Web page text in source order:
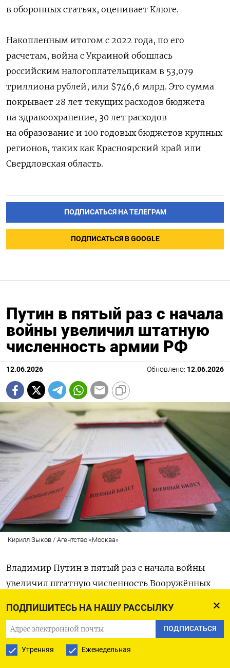
ПОДПИШИТЕСЬ НА НАШУ РАССЫЛКУ
ПОДПИСАТЬСЯ
Утренняя Еженедельная
в оборонных статьях, оценивает Клюге.
Накопленным итогом с 2022 года, по его
расчетам, война с Украиной обошлась
российским налогоплательщикам в 53,079
триллиона рублей, или $746,6 млрд. Это сумма
покрывает 28 лет текущих расходов бюджета
на здравоохранение, 30 лет расходов
на образование и 100 годовых бюджетов крупных
регионов, таких как Красноярский край или
Свердловская область.
ПОДПИСАТЬСЯ НА ТЕЛЕГРАМ
ПОДПИСАТЬСЯ В GOOGLE
Путин в пятый раз с начала
войны увеличил штатную
численность армии РФ
12.06.2026 Обновлено: 12.06.2026
Кирилл Зыков / Агентство «Москва»
Владимир Путин в пятый раз с начала войны
увеличил штатную численность Вооружённых
численность армии установлена на уровне 2 399
130 человек, из которых 1,51 млн —
военнослужащие. В документе, опубликованном